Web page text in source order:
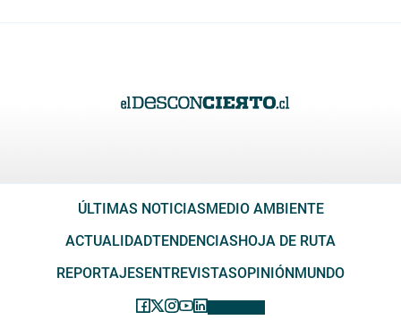
ÚLTIMAS NOTICIAS MEDIO AMBIENTE
ACTUALIDADTENDENCIAS HOJA DE RUTA
REPORTAJES ENTREVISTASOPINIÓN MUNDO